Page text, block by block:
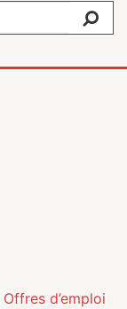
Offres d’emploi